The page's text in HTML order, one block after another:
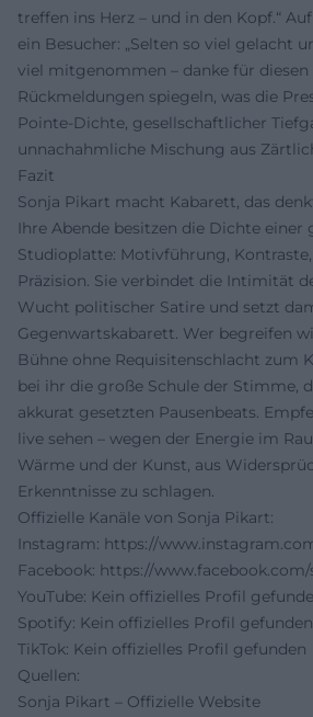
treffen ins Herz – und in den Kopf.“
ein Besucher: „Selten so viel gelacht
viel mitgenommen – danke für diesen
Rückmeldungen spiegeln, was die
Pointe-Dichte, gesellschaftlicher
unnachahmliche Mischung aus
Fazit
Sonja Pikart macht Kabarett, das
Ihre Abende besitzen die Dichte
Studioplatte: Motivführung,
Präzision. Sie verbindet die Intimität
Wucht politischer Satire und setzt
Gegenwartskabarett. Wer begreifen
Bühne ohne Requisitenschlacht zum
bei ihr die große Schule der Stimme,
akkurat gesetzten Pausenbeats.
live sehen – wegen der Energie im
Wärme und der Kunst, aus
Erkenntnisse zu schlagen.
Offizielle Kanäle von Sonja Pikart:
Instagram: https://
Facebook: https://
YouTube: Kein offizielles Profil
Spotify: Kein offizielles Profil gefunden
TikTok: Kein offizielles Profil gefunden
Quellen:
Sonja Pikart – Offizielle Website